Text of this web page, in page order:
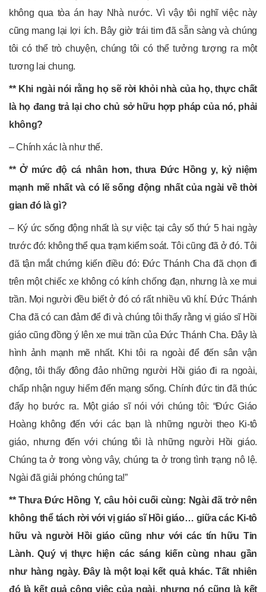
không qua tòa án hay Nhà nước. Vì vậy tôi nghĩ việc này
cũng mang lại lợi ích. Bây giờ trái tim đã sẵn sàng và chúng
tôi có thể trò chuyện, chúng tôi có thể tưởng tượng ra một
tương lai chung.
** Khi ngài nói rằng họ sẽ rời khỏi nhà của họ, thực chất
là họ đang trả lại cho chủ sở hữu hợp pháp của nó, phải
không?
– Chính xác là như thế.
** Ở mức độ cá nhân hơn, thưa Đức Hồng y, kỷ niệm
mạnh mẽ nhất và có lẽ sống động nhất của ngài về thời
gian đó là gì?
– Ký ức sống động nhất là sự việc tại cây số thứ 5 hai ngày
trước đó: không thể qua trạm kiểm soát. Tôi cũng đã ở đó. Tôi
đã tận mắt chứng kiến ​​điều đó: Đức Thánh Cha đã chọn đi
trên một chiếc xe không có kính chống đạn, nhưng là xe mui
trần. Mọi người đều biết ở đó có rất nhiều vũ khí. Đức Thánh
Cha đã có can đảm để đi và chúng tôi thấy rằng vị giáo sĩ Hồi
giáo cũng đồng ý lên xe mui trần của Đức Thánh Cha. Đây là
hình ảnh mạnh mẽ nhất. Khi tôi ra ngoài để đến sân vận
động, tôi thấy đông đảo những người Hồi giáo đi ra ngoài,
chấp nhận nguy hiểm đến mạng sống. Chính đức tin đã thúc
đẩy họ bước ra. Một giáo sĩ nói với chúng tôi: “Đức Giáo
Hoàng không đến với các bạn là những người theo Ki-tô
giáo, nhưng đến với chúng tôi là những người Hồi giáo.
Chúng ta ở trong vòng vây, chúng ta ở trong tình trạng nô lệ.
Ngài đã giải phóng chúng ta!”
** Thưa Đức Hồng Y, câu hỏi cuối cùng: Ngài đã trở nên
không thể tách rời với vị giáo sĩ Hồi giáo… giữa các Ki-tô
hữu và người Hồi giáo cũng như với các tín hữu Tin
Lành. Quý vị thực hiện các sáng kiến ​​cùng nhau gần
như hàng ngày. Đây là một loại kết quả khác. Tất nhiên
đó là kết quả công việc của ngài, nhưng nó cũng là kết